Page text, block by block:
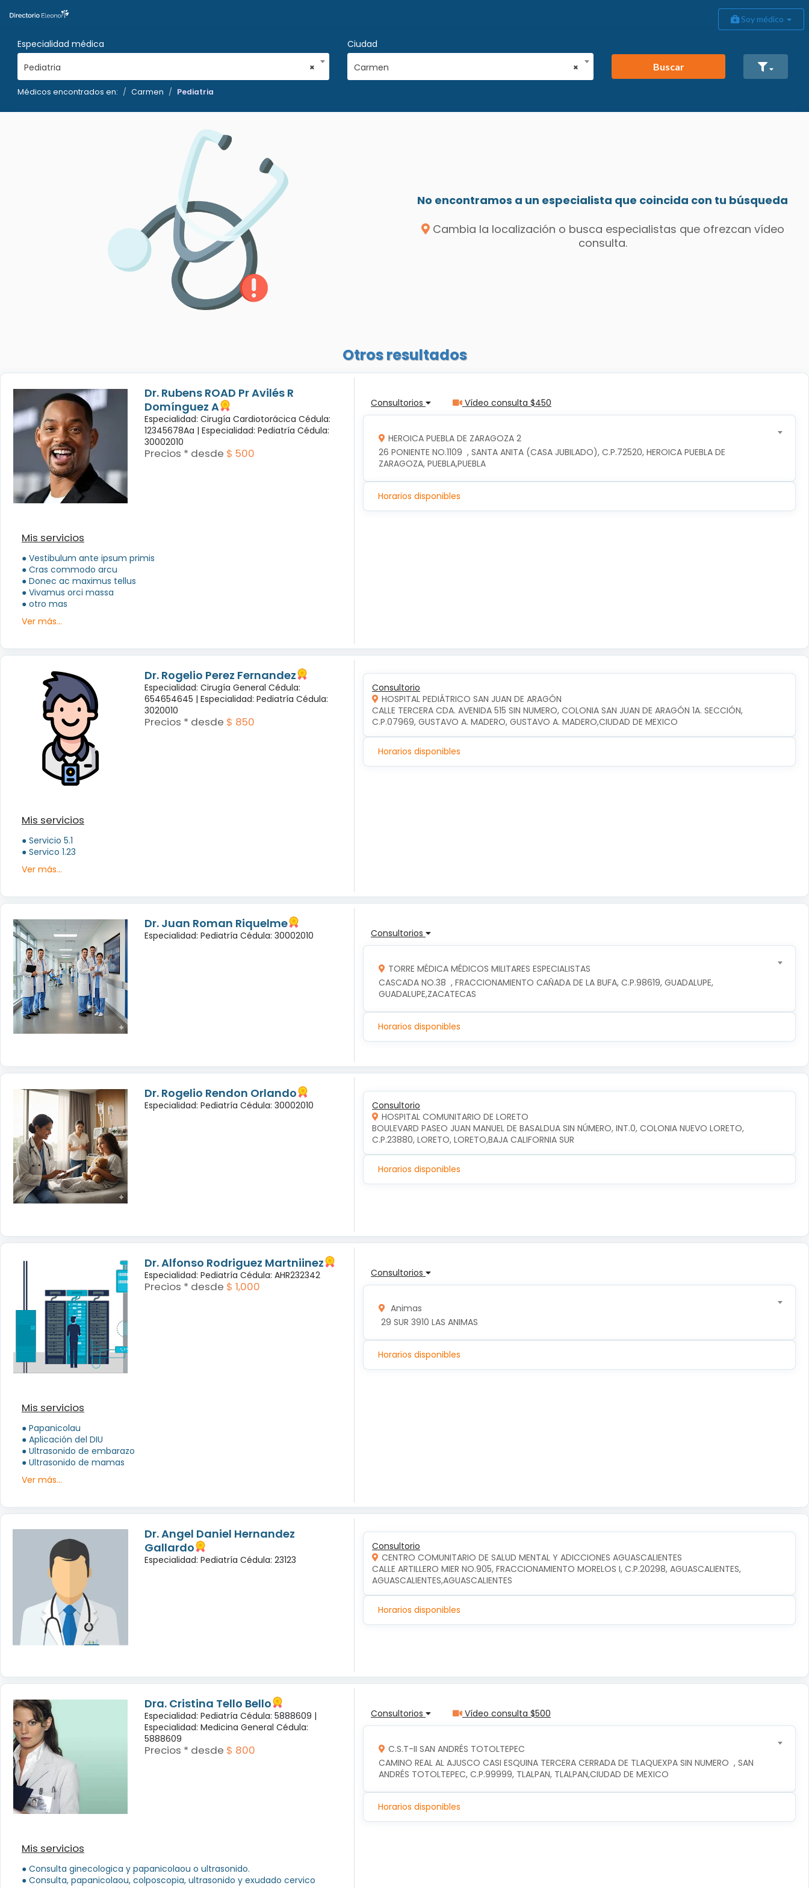
Soy médico
Especialidad médica
×
Pediatria
Ciudad
×
Carmen Buscar
Médicos encontrados en: Carmen Pediatria
No encontramos a un especialista que coincida con tu búsqueda
Cambia la localización o busca especialistas que ofrezcan vídeo
consulta.
Otros resultados
Dr. Rubens ROAD Pr Avilés R
Domínguez A
Especialidad: Cirugía Cardiotorácica Cédula:
12345678Aa | Especialidad: Pediatría Cédula:
30002010
Precios * desde $ 500
Mis servicios
● Vestibulum ante ipsum primis
● Cras commodo arcu
● Donec ac maximus tellus
● Vivamus orci massa
● otro mas
Ver más...
Consultorios Vídeo consulta $450
HEROICA PUEBLA DE ZARAGOZA 2
26 PONIENTE NO.1109  , SANTA ANITA (CASA JUBILADO), C.P.72520, HEROICA PUEBLA DE
ZARAGOZA, PUEBLA,PUEBLA
Horarios disponibles
Dr. Rogelio Perez Fernandez
Especialidad: Cirugía General Cédula:
654654645 | Especialidad: Pediatría Cédula:
3020010
Precios * desde $ 850
Mis servicios
● Servicio 5.1
● Servico 1.23
Ver más...
Consultorio
HOSPITAL PEDIÁTRICO SAN JUAN DE ARAGÓN
CALLE TERCERA CDA. AVENIDA 515 SIN NUMERO, COLONIA SAN JUAN DE ARAGÓN 1A. SECCIÓN,
C.P.07969, GUSTAVO A. MADERO, GUSTAVO A. MADERO,CIUDAD DE MEXICO
Horarios disponibles
Dr. Juan Roman Riquelme
Especialidad: Pediatría Cédula: 30002010 Consultorios
TORRE MÉDICA MÉDICOS MILITARES ESPECIALISTAS
CASCADA NO.38  , FRACCIONAMIENTO CAÑADA DE LA BUFA, C.P.98619, GUADALUPE,
GUADALUPE,ZACATECAS
Horarios disponibles
Dr. Rogelio Rendon Orlando
Especialidad: Pediatría Cédula: 30002010
Consultorio
HOSPITAL COMUNITARIO DE LORETO
BOULEVARD PASEO JUAN MANUEL DE BASALDUA SIN NÚMERO, INT.0, COLONIA NUEVO LORETO,
C.P.23880, LORETO, LORETO,BAJA CALIFORNIA SUR
Horarios disponibles
Dr. Alfonso Rodriguez Martniinez
Especialidad: Pediatría Cédula: AHR232342
Precios * desde $ 1,000
Mis servicios
● Papanicolau
● Aplicación del DIU
● Ultrasonido de embarazo
● Ultrasonido de mamas
Ver más...
Consultorios
Animas
29 SUR 3910 LAS ANIMAS
Horarios disponibles
Dr. Angel Daniel Hernandez
Gallardo
Especialidad: Pediatría Cédula: 23123
Consultorio
CENTRO COMUNITARIO DE SALUD MENTAL Y ADICCIONES AGUASCALIENTES
CALLE ARTILLERO MIER NO.905, FRACCIONAMIENTO MORELOS I, C.P.20298, AGUASCALIENTES,
AGUASCALIENTES,AGUASCALIENTES
Horarios disponibles
Dra. Cristina Tello Bello
Especialidad: Pediatría Cédula: 5888609 |
Especialidad: Medicina General Cédula:
5888609
Precios * desde $ 800
Mis servicios
● Consulta ginecologica y papanicolaou o ultrasonido.
● Consulta, papanicolaou, colposcopia, ultrasonido y exudado cervico
Consultorios Vídeo consulta $500
C.S.T-II SAN ANDRÉS TOTOLTEPEC
CAMINO REAL AL AJUSCO CASI ESQUINA TERCERA CERRADA DE TLAQUEXPA SIN NUMERO  , SAN
ANDRÉS TOTOLTEPEC, C.P.99999, TLALPAN, TLALPAN,CIUDAD DE MEXICO
Horarios disponibles